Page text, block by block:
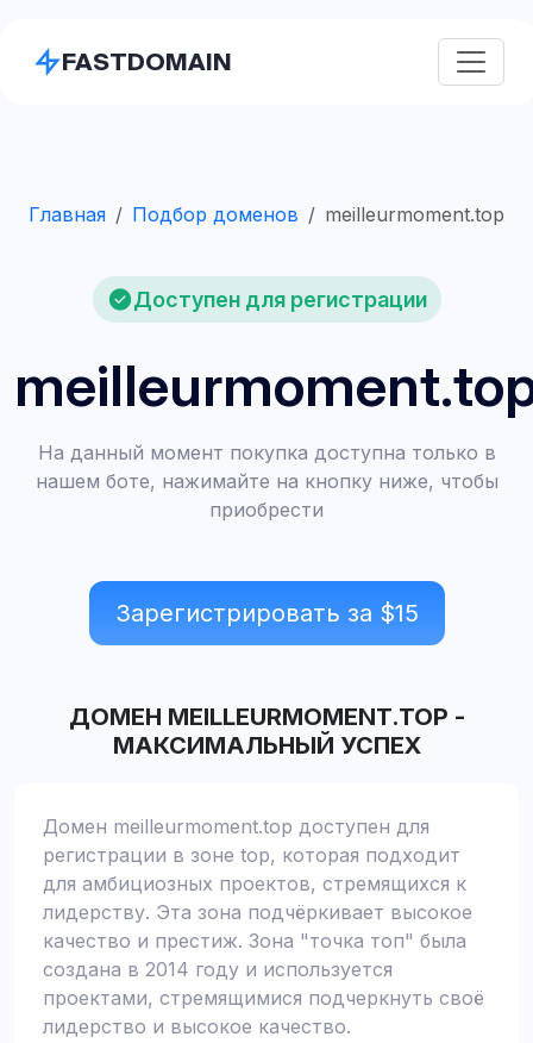
FASTDOMAIN
Главная Подбор доменов meilleurmoment.top
Доступен для регистрации
На данный момент покупка доступна только в
нашем боте, нажимайте на кнопку ниже, чтобы
приобрести
Зарегистрировать за $15
ДОМЕН MEILLEURMOMENT.TOP -
МАКСИМАЛЬНЫЙ УСПЕХ
Домен meilleurmoment.top доступен для
регистрации в зоне top, которая подходит
для амбициозных проектов, стремящихся к
лидерству. Эта зона подчёркивает высокое
качество и престиж. Зона "точка топ" была
создана в 2014 году и используется
проектами, стремящимися подчеркнуть своё
лидерство и высокое качество.